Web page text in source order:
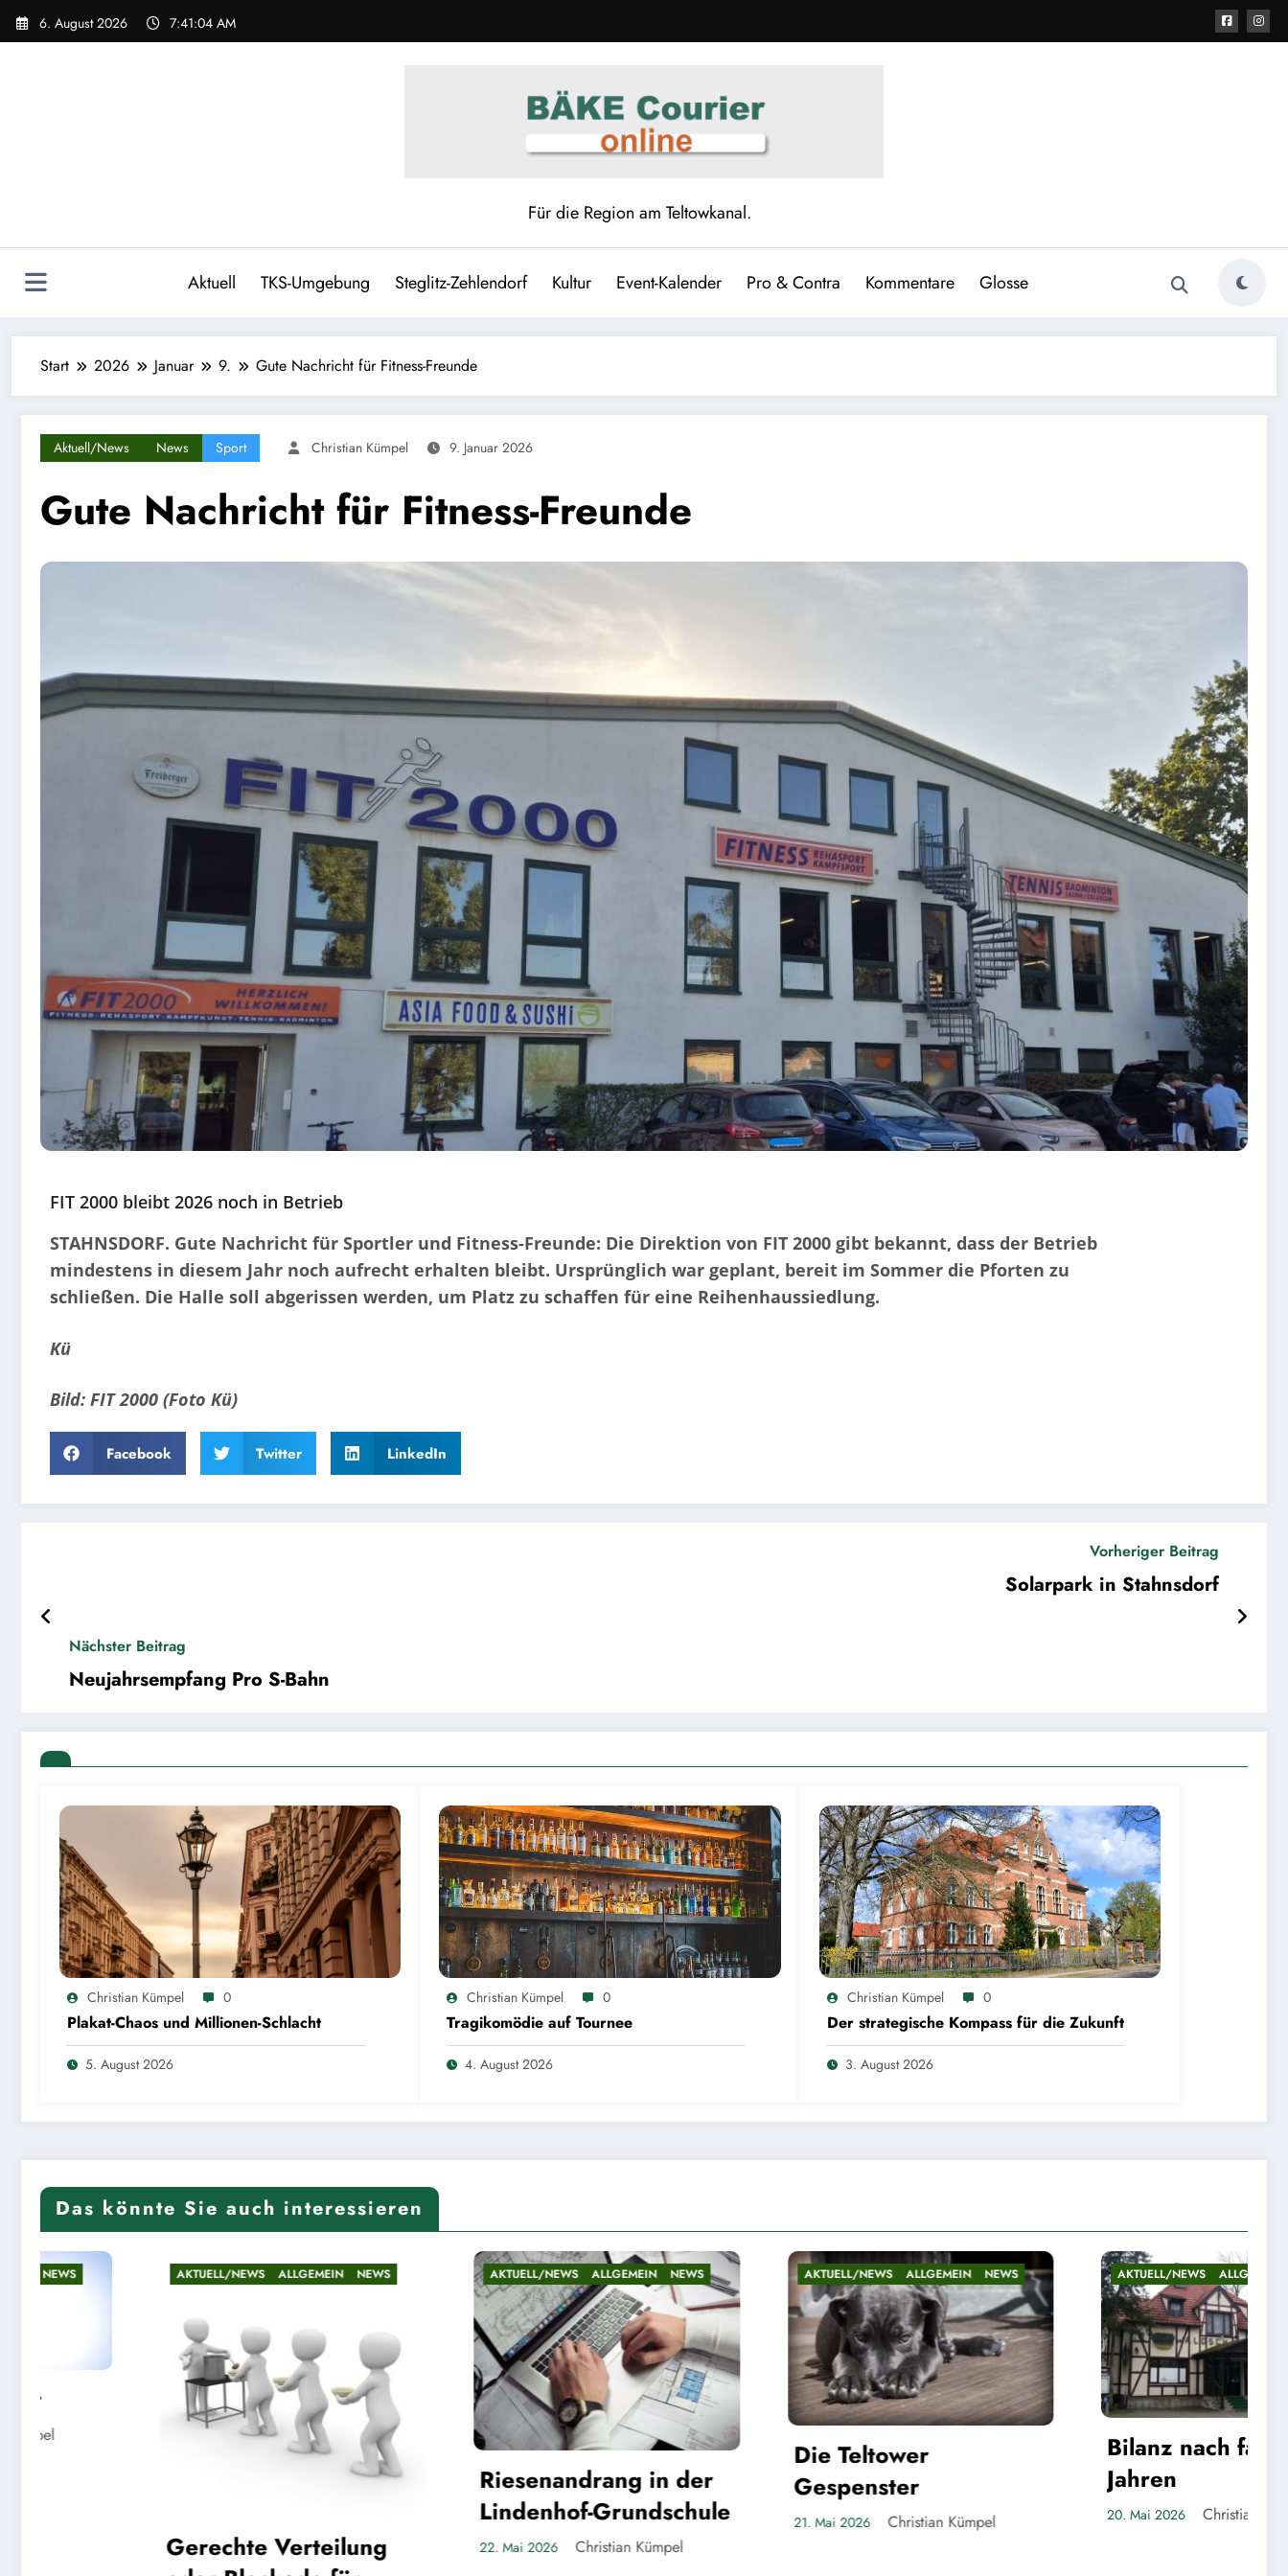
6. August 2026 7:41:05 AM
Für die Region am Teltowkanal.
Aktuell TKS-Umgebung Steglitz-Zehlendorf Kultur Event-Kalender Pro & Contra Kommentare Glosse
Start 2026 Januar 9. Gute Nachricht für Fitness-Freunde
Aktuell/News News Sport Christian Kümpel 9. Januar 2026
Gute Nachricht für Fitness-Freunde
FIT 2000 bleibt 2026 noch in Betrieb
STAHNSDORF. Gute Nachricht für Sportler und Fitness-Freunde: Die Direktion von FIT 2000 gibt bekannt, dass der Betrieb
mindestens in diesem Jahr noch aufrecht erhalten bleibt. Ursprünglich war geplant, bereit im Sommer die Pforten zu
schließen. Die Halle soll abgerissen werden, um Platz zu schaffen für eine Reihenhaussiedlung.
Kü
Bild: FIT 2000 (Foto Kü)
Facebook Twitter LinkedIn
Vorheriger Beitrag
Solarpark in Stahnsdorf
Nächster Beitrag
Neujahrsempfang Pro S-Bahn
Christian Kümpel 0
Plakat-Chaos und Millionen-Schlacht
5. August 2026
Christian Kümpel 0
Tragikomödie auf Tournee
4. August 2026
Christian Kümpel 0
Der strategische Kompass für die Zukunft
3. August 2026
Das könnte Sie auch interessieren
AKTUELL/NEWS ALLGEMEIN NEWS
Gerechte Verteilung
AKTUELL/NEWS ALLGEMEIN NEWS
Riesenandrang in der
Lindenhof-Grundschule
22. Mai 2026 Christian Kümpel
AKTUELL/NEWS ALLGEMEIN NEWS
Die Teltower
Gespenster
21. Mai 2026 Christian Kümpel
AKTUELL/NEWS ALLGEMEIN NEWS
Bilanz nach fast fünf
20. Mai 2026 Christian Kümpel